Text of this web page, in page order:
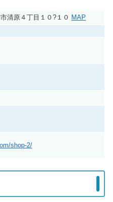
清原４丁目１０?１０ MAP
shop-2/